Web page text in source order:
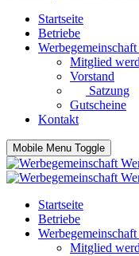
Startseite
Betriebe
Werbegemeinschaft
Mitglied
Vorstand
Satzung
Gutscheine
Kontakt
Mobile Menu Toggle
Startseite
Betriebe
Werbegemeinschaft
Mitglied